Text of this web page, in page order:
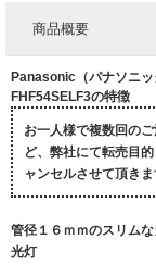
商品概要
Panasonic（パナソニ
FHF54SELF3の特徴
お一人様で複数回の
ど、弊社にて転売目
ャンセルさせて頂きま
管径１６ｍｍのスリム
光灯